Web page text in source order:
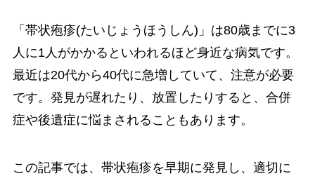
「帯状疱疹(たいじょうほうしん)」は80歳までに3
人に1人がかかるといわれるほど身近な病気です。
最近は20代から40代に急増していて、注意が必要
です。発見が遅れたり、放置したりすると、合併
症や後遺症に悩まされることもあります。
この記事では、帯状疱疹を早期に発見し、適切に